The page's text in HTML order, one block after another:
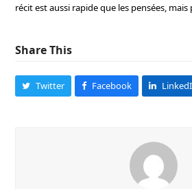
récit est aussi rapide que les pensées,
Share This
Twitter Facebook